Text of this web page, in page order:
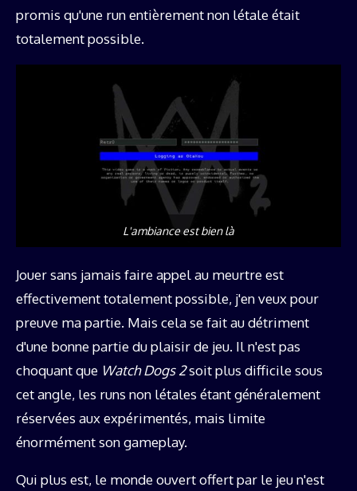
promis qu'une run entièrement non létale était
totalement possible.
L'ambiance est bien là
Jouer sans jamais faire appel au meurtre est
effectivement totalement possible, j'en veux pour
preuve ma partie. Mais cela se fait au détriment
d'une bonne partie du plaisir de jeu. Il n'est pas
choquant que Watch Dogs 2soit plus difficile sous
cet angle, les runs non létales étant généralement
réservées aux expérimentés, mais limite
énormément son gameplay.
Qui plus est, le monde ouvert offert par le jeu n'est